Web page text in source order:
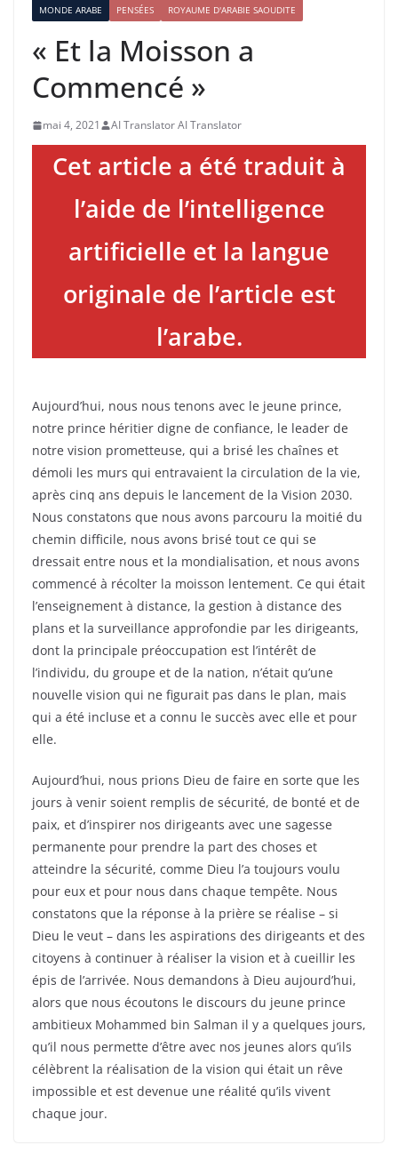
MONDE ARABE PENSÉES ROYAUME D'ARABIE SAOUDITE
« Et la Moisson a
Commencé »
mai 4, 2021 AI Translator AI Translator
Cet article a été traduit à
l’aide de l’intelligence
artificielle et la langue
originale de l’article est
l’arabe.
Aujourd’hui, nous nous tenons avec le jeune prince,
notre prince héritier digne de confiance, le leader de
notre vision prometteuse, qui a brisé les chaînes et
démoli les murs qui entravaient la circulation de la vie,
après cinq ans depuis le lancement de la Vision 2030.
Nous constatons que nous avons parcouru la moitié du
chemin difficile, nous avons brisé tout ce qui se
dressait entre nous et la mondialisation, et nous avons
commencé à récolter la moisson lentement. Ce qui était
l’enseignement à distance, la gestion à distance des
plans et la surveillance approfondie par les dirigeants,
dont la principale préoccupation est l’intérêt de
l’individu, du groupe et de la nation, n’était qu’une
nouvelle vision qui ne figurait pas dans le plan, mais
qui a été incluse et a connu le succès avec elle et pour
elle.
Aujourd’hui, nous prions Dieu de faire en sorte que les
jours à venir soient remplis de sécurité, de bonté et de
paix, et d’inspirer nos dirigeants avec une sagesse
permanente pour prendre la part des choses et
atteindre la sécurité, comme Dieu l’a toujours voulu
pour eux et pour nous dans chaque tempête. Nous
constatons que la réponse à la prière se réalise – si
Dieu le veut – dans les aspirations des dirigeants et des
citoyens à continuer à réaliser la vision et à cueillir les
épis de l’arrivée. Nous demandons à Dieu aujourd’hui,
alors que nous écoutons le discours du jeune prince
ambitieux Mohammed bin Salman il y a quelques jours,
qu’il nous permette d’être avec nos jeunes alors qu’ils
célèbrent la réalisation de la vision qui était un rêve
impossible et est devenue une réalité qu’ils vivent
chaque jour.